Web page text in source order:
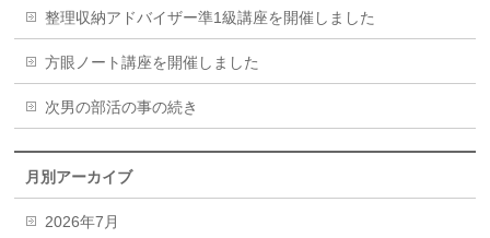
整理収納アドバイザー準1級講座を開催しました
方眼ノート講座を開催しました
次男の部活の事の続き
月別アーカイブ
2026年7月